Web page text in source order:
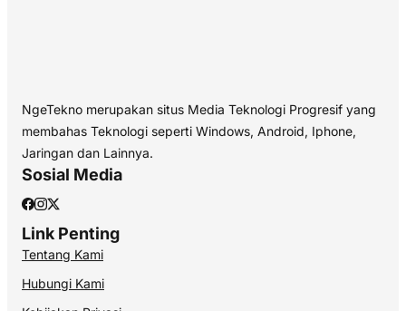
NgeTekno merupakan situs Media Teknologi Progresif yang
membahas Teknologi seperti Windows, Android, Iphone,
Jaringan dan Lainnya.
Sosial Media
Link Penting
Tentang Kami
Hubungi Kami